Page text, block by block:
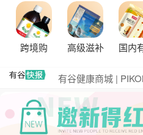
跨境购 高级滋补 国内
式，共筑大健康产
有谷健康商城 |
匠心打造的无盐健
有谷健康 |
美结合
探寻黑钻奥秘：有谷
探秘塞尔维亚松露的
黑松露的热量是多